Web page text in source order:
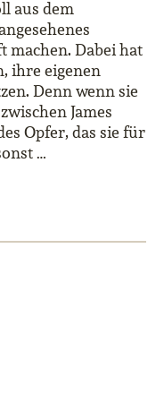
aus dem
machen. Dabei hat
ihre eigenen
Denn wenn sie
James
Opfer, das sie für
…